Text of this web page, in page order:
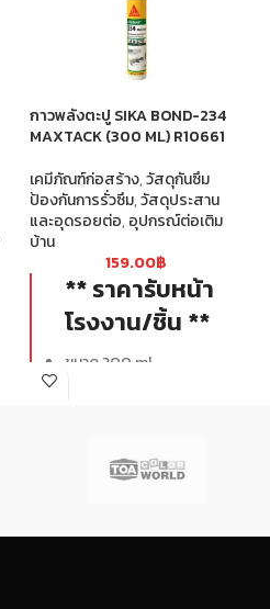
กาวพลังตะปู SIKA BOND-234
MAXTACK (300 ML) R10661
เคมีภัณฑ์ก่อสร้าง,วัสดุกันซึม
ป้องกันการรั่วซึม,วัสดุประสาน
และอุดรอยต่อ,อุปกรณ์ต่อเติม
บ้าน
159.00฿
** ราคารับหน้า
โรงงาน/ชิ้น **
ขนาด 300 ml